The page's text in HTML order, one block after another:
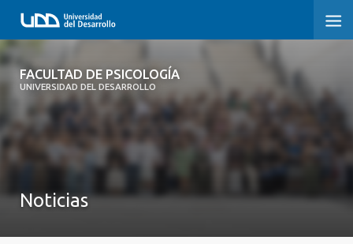
FACULTAD DE PSICOLOGÍA
UNIVERSIDAD DEL DESARROLLO
FACULTAD DE PSICOLOGÍA
Noticias